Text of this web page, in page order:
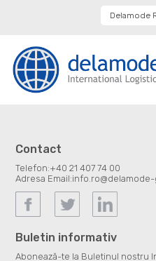
Delamode
Delamode
Delamode
Delamode
Contact
Telefon:+40 21 407 74 00
Adresa Email:
Buletin informativ
Abonează-te la Buletinul nostru